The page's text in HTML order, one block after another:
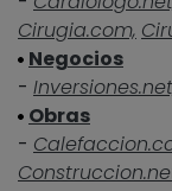
Cirugia.com,
Negocios
-
Obras
-